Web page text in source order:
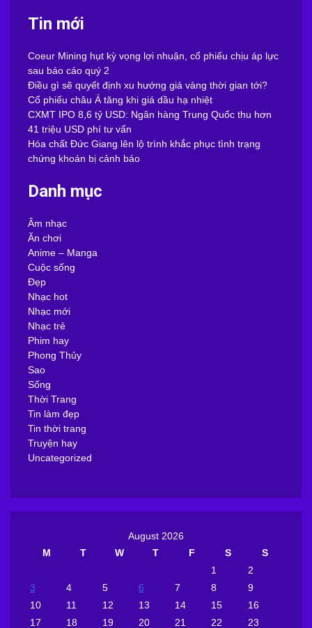
Tin mới
Coeur Mining hụt kỳ vọng lợi nhuận, cổ phiếu chịu áp lực
sau báo cáo quý 2
Điều gì sẽ quyết định xu hướng giá vàng thời gian tới?
Cổ phiếu châu Á tăng khi giá dầu hạ nhiệt
CXMT IPO 8,6 tỷ USD: Ngân hàng Trung Quốc thu hơn
41 triệu USD phí tư vấn
Hóa chất Đức Giang lên lộ trình khắc phục tình trạng
chứng khoán bị cảnh báo
Danh mục
Âm nhạc
Ăn chơi
Anime – Manga
Cuộc sống
Đẹp
Nhạc hot
Nhạc mới
Nhạc trẻ
Phim hay
Phong Thủy
Sao
Sống
Thời Trang
Tin làm đẹp
Tin thời trang
Truyện hay
Uncategorized
August 2026
M
T W T F S
S
1
2
3
4 5 6 7 8
9
10
11 12 13 14 15
16
17
18 19 20 21 22 23